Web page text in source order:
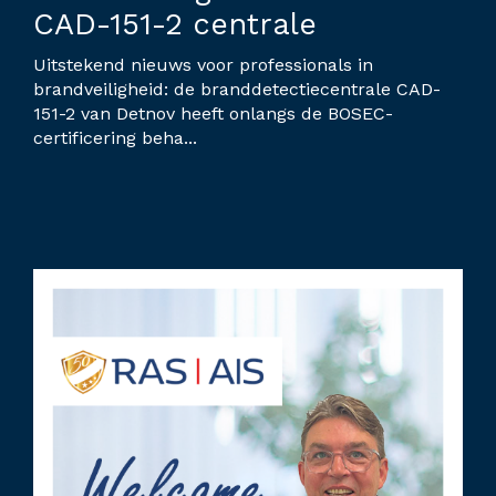
CAD-151-2 centrale
Uitstekend nieuws voor professionals in
brandveiligheid: de branddetectiecentrale CAD-
151-2 van Detnov heeft onlangs de BOSEC-
certificering beha...